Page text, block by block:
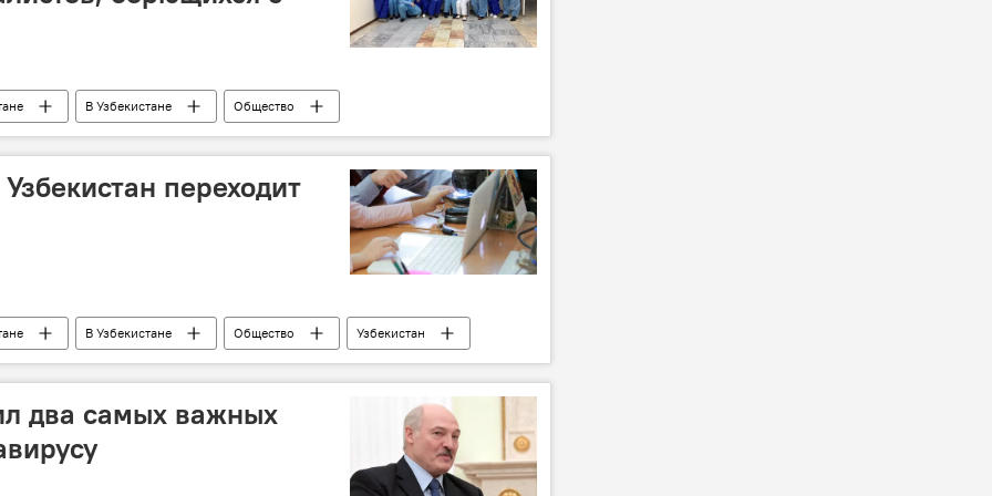
В Узбекистане
Общество
Мирзиёева Комил Алламжонов
флешмоб
переходит
В Узбекистане Общество
Узбекистан
COVID-19 Образование
два самых важных